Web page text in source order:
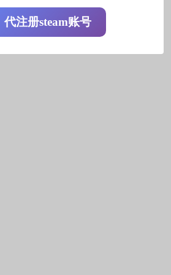
代注册steam账号